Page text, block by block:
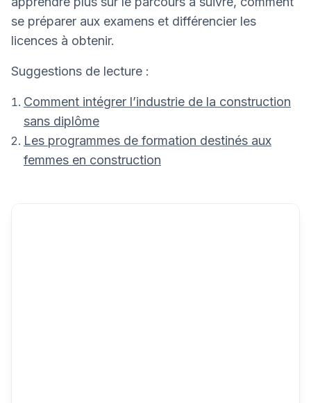
se préparer aux examens et différencier les
licences à obtenir.
Suggestions de lecture :
Comment intégrer l’industrie de la construction
sans diplôme
Les programmes de formation destinés aux
femmes en construction